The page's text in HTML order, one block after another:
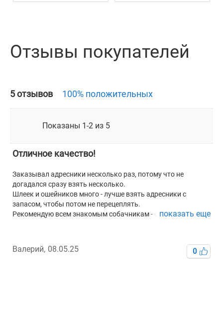
Отзывы покупателей
5 отзывов 100% положительных
Показаны 1-2 из 5
Отличное качество!
Заказывал адресники несколько раз, потому что не
догадался сразу взять несколько.
Шлеек и ошейников много - лучше взять адресники с
запасом, чтобы потом не перецеплять.
Рекомендую всем знакомым собачникам - отличноепоказать еще
Валерий, 08.05.25 0